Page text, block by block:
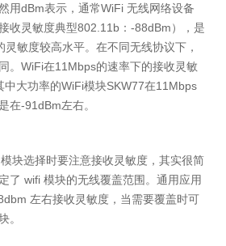
用dBm表示，通常WiFi 无线网络设备
收灵敏度典型802.11b：-88dBm），是
敏度较高水平。在不同无线协议下，
。WiFi在11Mbps的速率下的接收灵敏
中大功率的WiFi模块SKW77在11Mbps
在-91dBm左右。
块选择时要注意接收灵敏度，其实很简
了 wifi 模块的无线覆盖范围。通用应用
左右接收灵敏度，当需要覆盖时可
。